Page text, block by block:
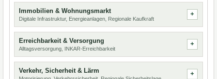
Immobilien & Wohnungsmarkt
Digitale Infrastruktur, Energieanlagen, Regionale Kaufkraft
Erreichbarkeit & Versorgung
Alltagsversorgung, INKAR-Erreichbarkeit
Verkehr, Sicherheit & Lärm